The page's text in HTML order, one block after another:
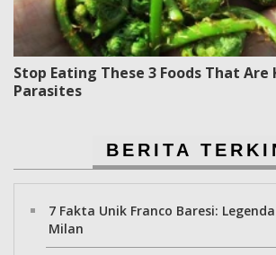
Stop Eating These 3 Foods That Are
Parasites
BERITA
7 Fakta Unik Franco Baresi:
Milan